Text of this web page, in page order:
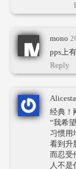
mono
pps上
Reply
经典！
“我希
习惯用
看到升
而忍受
人不是